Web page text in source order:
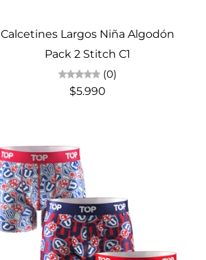
Calcetines Largos Niña Algodón
Pack 2 Stitch C1
(0)
$5.990